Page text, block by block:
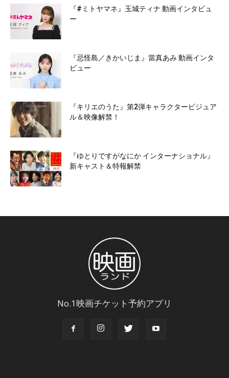
『#ミトヤマネ』玉城ティナ 動画インタビュ
ー
『忌怪島／きかいじま』當真あみ 動画インタ
ビュー
『キリエのうた』第2弾キャラクタービジュア
ル＆映像解禁！
『ゆとりですがなにか インターナショナル』
新キャスト＆特報解禁
No.1映画チケット予約アプリ